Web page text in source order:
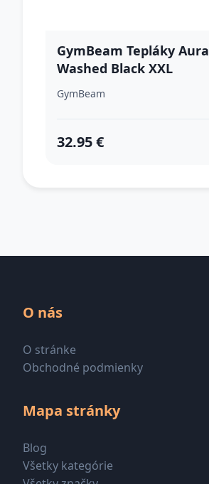
GymBeam Tepláky Aura
Washed Black XXL
GymBeam
32.95 €
O nás
O stránke
Obchodné podmienky
Mapa stránky
Blog
Všetky kategórie